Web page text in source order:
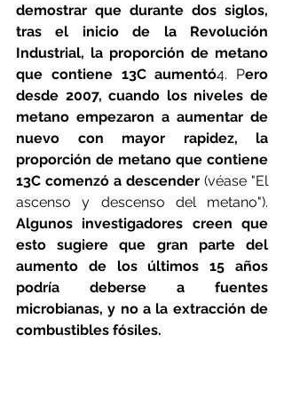
demostrar que durante dos siglos,
tras el inicio de la Revolución
Industrial, la proporción de metano
que contiene 13C aumentó4. Pero
desde 2007, cuando los niveles de
metano empezaron a aumentar de
nuevo con mayor rapidez, la
proporción de metano que contiene
13C comenzó a descender (véase "El
Algunos investigadores creen que
esto sugiere que gran parte del
aumento de los últimos 15 años
podría deberse a fuentes
microbianas, y no a la extracción de
combustibles fósiles.